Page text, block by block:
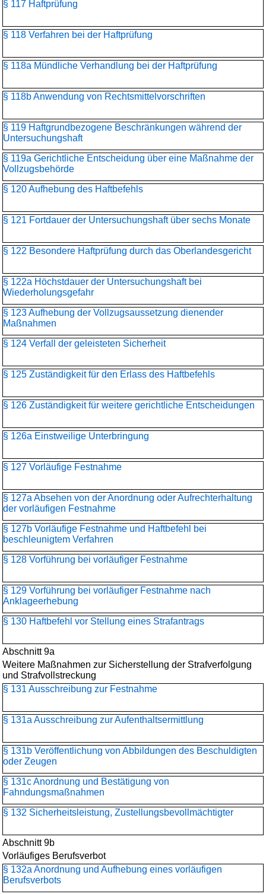
§ 117 Haftprüfung
§ 118 Verfahren bei der Haftprüfung
§ 118a Mündliche Verhandlung bei der Haftprüfung
§ 118b Anwendung von Rechtsmittelvorschriften
§ 119 Haftgrundbezogene Beschränkungen während der
Untersuchungshaft
§ 119a Gerichtliche Entscheidung über eine Maßnahme der
Vollzugsbehörde
§ 120 Aufhebung des Haftbefehls
§ 121 Fortdauer der Untersuchungshaft über sechs Monate
§ 122 Besondere Haftprüfung durch das Oberlandesgericht
§ 122a Höchstdauer der Untersuchungshaft bei
Wiederholungsgefahr
§ 123 Aufhebung der Vollzugsaussetzung dienender
Maßnahmen
§ 124 Verfall der geleisteten Sicherheit
§ 125 Zuständigkeit für den Erlass des Haftbefehls
§ 126 Zuständigkeit für weitere gerichtliche Entscheidungen
§ 126a Einstweilige Unterbringung
§ 127 Vorläufige Festnahme
§ 127a Absehen von der Anordnung oder Aufrechterhaltung
der vorläufigen Festnahme
§ 127b Vorläufige Festnahme und Haftbefehl bei
beschleunigtem Verfahren
§ 128 Vorführung bei vorläufiger Festnahme
§ 129 Vorführung bei vorläufiger Festnahme nach
Anklageerhebung
§ 130 Haftbefehl vor Stellung eines Strafantrags
Abschnitt 9a
Weitere Maßnahmen zur Sicherstellung der Strafverfolgung
und Strafvollstreckung
§ 131 Ausschreibung zur Festnahme
§ 131a Ausschreibung zur Aufenthaltsermittlung
§ 131b Veröffentlichung von Abbildungen des Beschuldigten
oder Zeugen
§ 131c Anordnung und Bestätigung von
Fahndungsmaßnahmen
§ 132 Sicherheitsleistung, Zustellungsbevollmächtigter
Abschnitt 9b
Vorläufiges Berufsverbot
§ 132a Anordnung und Aufhebung eines vorläufigen
Berufsverbots